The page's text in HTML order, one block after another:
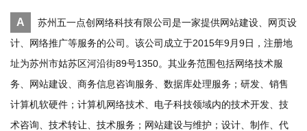
A
苏州五一点创网络科技有限公司是一家提供网站建设、网页设
计、网络推广等服务的公司。该公司成立于2015年9月9日，注册地
址为苏州市姑苏区河沿街89号1350。其业务范围包括网络技术服
务、网站建设、商务信息咨询服务、数据库处理服务；研发、销售
计算机软硬件；计算机网络技术、电子科技领域内的技术开发、技
术咨询、技术转让、技术服务；网站建设与维护；设计、制作、代